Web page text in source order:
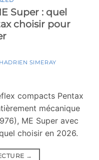
Super : quel
choisir pour
HADRIEN SIMERAY
compacts Pentax
mécanique
ME Super avec
choisir en 2026.
→